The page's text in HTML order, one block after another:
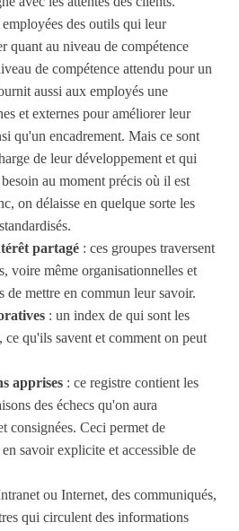
des outils qui leur
quant au niveau de compétence
de compétence attendu pour un
aussi aux employés une
et externes pour améliorer leur
qu'un encadrement. Mais ce sont
de leur développement et qui
au moment précis où il est
on délaisse en quelque sorte les
partagé : ces groupes traversent
voire même organisationnelles et
de mettre en commun leur savoir.
: un index de qui sont les
ce qu'ils savent et comment on peut
apprises : ce registre contient les
des échecs qu'on aura
consignées. Ceci permet de
savoir explicite et accessible de
ou Internet, des communiqués,
qui circulent des informations